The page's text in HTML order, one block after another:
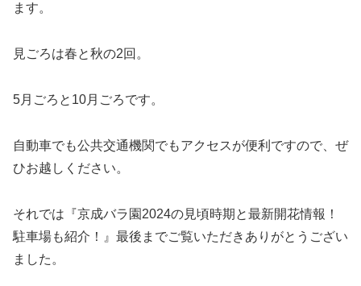
ます。
見ごろは春と秋の2回。
5月ごろと10月ごろです。
自動車でも公共交通機関でもアクセスが便利ですので、ぜ
ひお越しください。
それでは『京成バラ園2024の見頃時期と最新開花情報！
駐車場も紹介！』最後までご覧いただきありがとうござい
ました。